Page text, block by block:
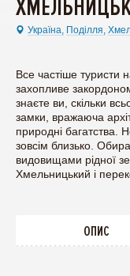
Україна, Поділля,
Все частіше туристи
захопливе
знаєте ви, скільки
замки, вражаюча
природні багатства.
зовсім близько.
видовищами рідної
Хмельницький і
ОПИС